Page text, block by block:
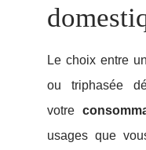
Le choix entre
ou triphasée
votre
usages que